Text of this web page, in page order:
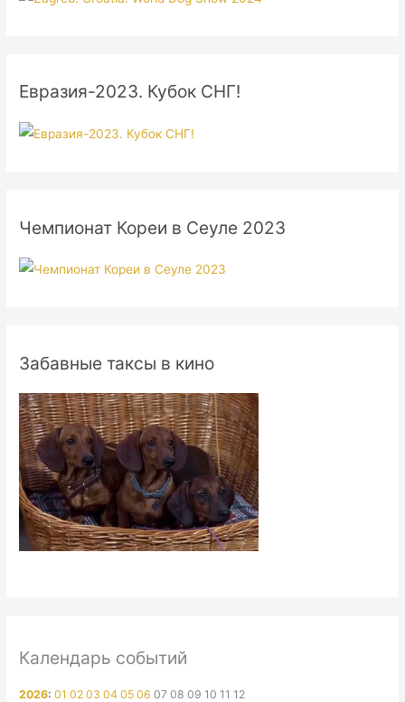
Евразия-2023. Кубок СНГ!
Чемпионат Кореи в Сеуле 2023
Забавные таксы в кино
Календарь событий
2026:01 02 03 04 05 06 07 08 09 10 11 12